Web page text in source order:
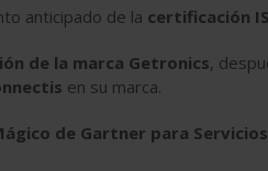
anticipado de la certificación
de la marca Getronics,
en su marca.
de Gartner para